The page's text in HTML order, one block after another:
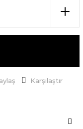
Karşılaştır